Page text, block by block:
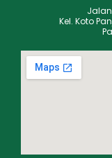
Jalan
Kel. Koto